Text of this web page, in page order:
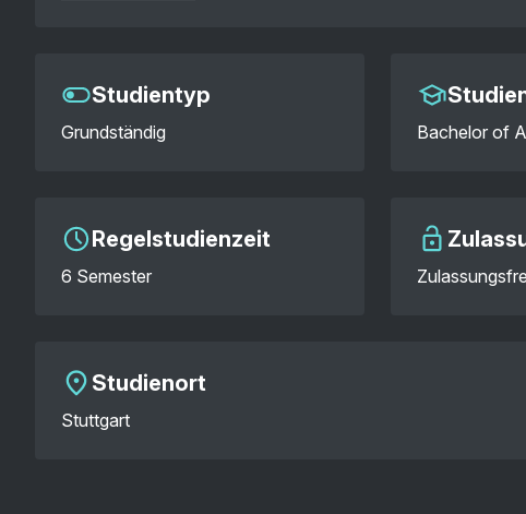
Studientyp
Grundständig Bachelor of
Regelstudienzeit
6 Semester
Studienort
Stuttgart